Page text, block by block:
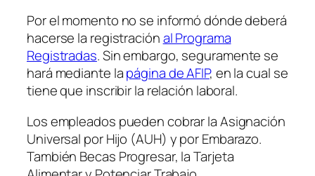
Por el momento no se informó dónde deberá
hacerse la registraciónal Programa
Registradas. Sin embargo, seguramente se
hará mediante lapágina de AFIP, en la cual se
tiene que inscribir la relación laboral.
Los empleados pueden cobrar la Asignación
Universal por Hijo (AUH) y por Embarazo.
También Becas Progresar, la Tarjeta